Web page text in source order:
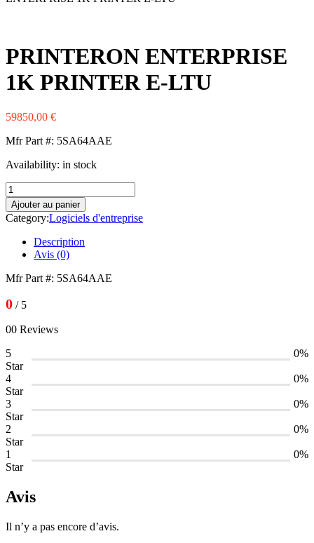
Western Digital
PRINTERON ENTERPRISE
1K PRINTER E-LTU
59850,00 €
Mfr Part #: 5SA64AAE
Availability: in stock
quantité
de
PRINTERON
ENTERPRISE
PRINTER
LTU
Ajouter au panier
Category:Logiciels d'entreprise
Description
Avis (0)
Mfr Part #: 5SA64AAE
0 / 5
00 Reviews
5
Star
0%
4
Star
0%
3
Star
0%
2
Star
0%
1
Star
0%
Avis
Il n’y a pas encore d’avis.